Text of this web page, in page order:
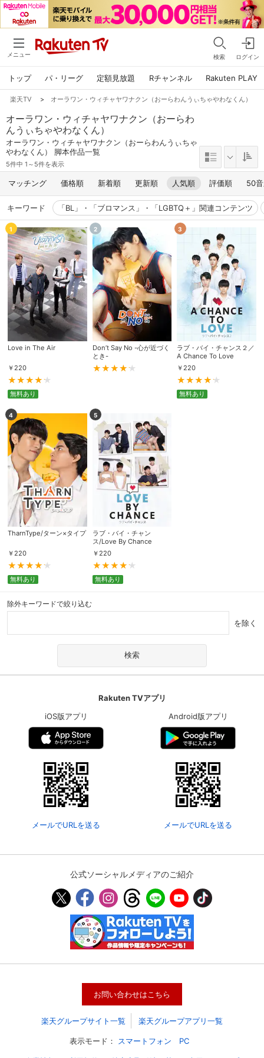
メニュー 検索 ログイン
トップ パ・リーグ 定額見放題 Rチャンネル Rakuten PLAY
会員設定 会員情報 閉じる
基本情報、本人連絡先、パスワード 、クレ
ジットカード情報の変更が可能です。
楽天TV > オーラワン・ウィチャヤワナクン（おーらわんうぃちゃやわなくん）
オーラワン・ウィチャヤワナクン（おーらわ
んうぃちゃやわなくん）
オーラワン・ウィチャヤワナクン（おーらわんうぃちゃ
やわなくん） 脚本作品一覧
5件中 1～5件を表示
マッチング 価格順 新着順 更新順 人気順 評価順 50
キーワード 「BL」・「ブロマンス」・「LGBTQ＋」関連コンテンツ
1
Love in The Air
￥ 220
無料あり
2
Don’t Say No -心が近づく
とき-
3
ラブ・バイ・チャンス２／
A Chance To Love
￥ 220
無料あり
4
TharnType/ターン×タイプ
￥ 220
無料あり
5
ラブ・バイ・チャン
ス/Love By Chance
￥ 220
無料あり
除外キーワードで絞り込む
を除く
Rakuten TVアプリ
iOS版アプリ
メールでURLを送る
Android版アプリ
メールでURLを送る
公式ソーシャルメディアのご紹介
お問い合わせはこちら
楽天グループサイト一覧 楽天グループアプリ一覧
表示モード： スマートフォン PC